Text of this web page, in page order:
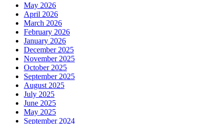
May 2026
April 2026
March 2026
February 2026
January 2026
December 2025
November 2025
October 2025
September 2025
August 2025
July 2025
June 2025
May 2025
September 2024